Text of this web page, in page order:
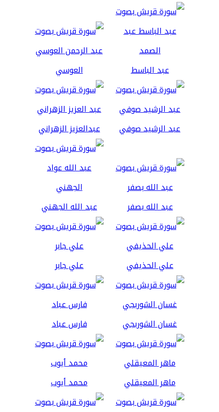
عبد الباسط العوسي
عبد الرشيد صوفي عبدالعزيز الزهراني
عبد الله بصفر عبد الله الجهني
علي الحذيفي علي جابر
غسان الشوربجي فارس عباد
ماهر المعيقلي محمد أيوب